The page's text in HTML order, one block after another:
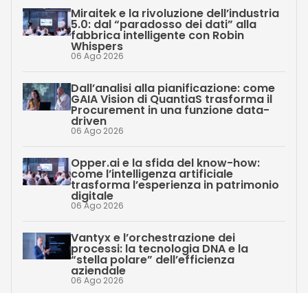
Miraitek e la rivoluzione dell’industria
5.0: dal “paradosso dei dati” alla
fabbrica intelligente con Robin
Whispers
06 Ago 2026
Dall’analisi alla pianificazione: come
GAIA Vision di QuantiaS trasforma il
Procurement in una funzione data-
driven
06 Ago 2026
Opper.ai e la sfida del know-how:
come l’intelligenza artificiale
trasforma l’esperienza in patrimonio
digitale
06 Ago 2026
Vantyx e l’orchestrazione dei
processi: la tecnologia DNA e la
“stella polare” dell’efficienza
aziendale
06 Ago 2026